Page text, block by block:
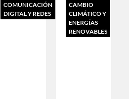
COMUNICACIÓN
DIGITAL Y REDES
CAMBIO
CLIMÁTICO Y
ENERGÍAS
RENOVABLES